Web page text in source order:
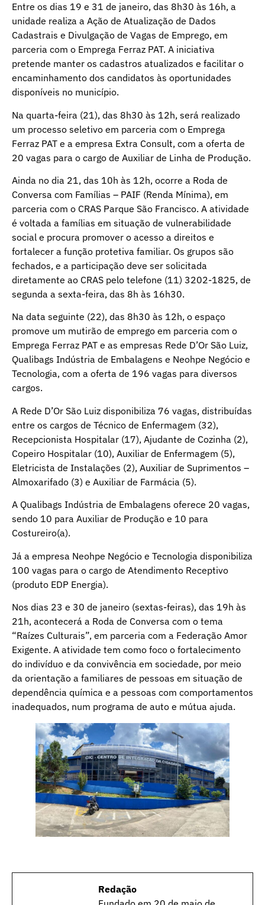
Entre os dias 19 e 31 de janeiro, das 8h30 às 16h, a
unidade realiza a Ação de Atualização de Dados
Cadastrais e Divulgação de Vagas de Emprego, em
parceria com o Emprega Ferraz PAT. A iniciativa
pretende manter os cadastros atualizados e facilitar o
encaminhamento dos candidatos às oportunidades
disponíveis no município.
Na quarta-feira (21), das 8h30 às 12h, será realizado
um processo seletivo em parceria com o Emprega
Ferraz PAT e a empresa Extra Consult, com a oferta de
20 vagas para o cargo de Auxiliar de Linha de Produção.
Ainda no dia 21, das 10h às 12h, ocorre a Roda de
Conversa com Famílias – PAIF (Renda Mínima), em
parceria com o CRAS Parque São Francisco. A atividade
é voltada a famílias em situação de vulnerabilidade
social e procura promover o acesso a direitos e
fortalecer a função protetiva familiar. Os grupos são
fechados, e a participação deve ser solicitada
diretamente ao CRAS pelo telefone (11) 3202-1825, de
segunda a sexta-feira, das 8h às 16h30.
Na data seguinte (22), das 8h30 às 12h, o espaço
promove um mutirão de emprego em parceria com o
Emprega Ferraz PAT e as empresas Rede D’Or São Luiz,
Qualibags Indústria de Embalagens e Neohpe Negócio e
Tecnologia, com a oferta de 196 vagas para diversos
cargos.
A Rede D’Or São Luiz disponibiliza 76 vagas, distribuídas
entre os cargos de Técnico de Enfermagem (32),
Recepcionista Hospitalar (17), Ajudante de Cozinha (2),
Copeiro Hospitalar (10), Auxiliar de Enfermagem (5),
Eletricista de Instalações (2), Auxiliar de Suprimentos –
Almoxarifado (3) e Auxiliar de Farmácia (5).
A Qualibags Indústria de Embalagens oferece 20 vagas,
sendo 10 para Auxiliar de Produção e 10 para
Costureiro(a).
Já a empresa Neohpe Negócio e Tecnologia disponibiliza
100 vagas para o cargo de Atendimento Receptivo
(produto EDP Energia).
Nos dias 23 e 30 de janeiro (sextas-feiras), das 19h às
21h, acontecerá a Roda de Conversa com o tema
“Raízes Culturais”, em parceria com a Federação Amor
Exigente. A atividade tem como foco o fortalecimento
do indivíduo e da convivência em sociedade, por meio
da orientação a familiares de pessoas em situação de
dependência química e a pessoas com comportamentos
inadequados, num programa de auto e mútua ajuda.
Redação